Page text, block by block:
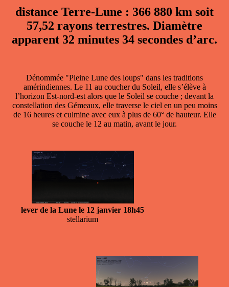
distance Terre-Lune : 366 880 km soit
57,52 rayons terrestres. Diamètre
apparent 32 minutes 34 secondes d’arc.
Dénommée "Pleine Lune des loups" dans les traditions
amérindiennes. Le 11 au coucher du Soleil, elle s’élève à
l’horizon Est-nord-est alors que le Soleil se couche ; devant la
constellation des Gémeaux, elle traverse le ciel en un peu moins
de 16 heures et culmine avec eux à plus de 60° de hauteur. Elle
se couche le 12 au matin, avant le jour.
lever de la Lune le 12 janvier 18h45
stellarium